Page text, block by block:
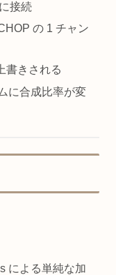
接続
の 1 チャン
書きされる
に合成比率が変
による単純な加